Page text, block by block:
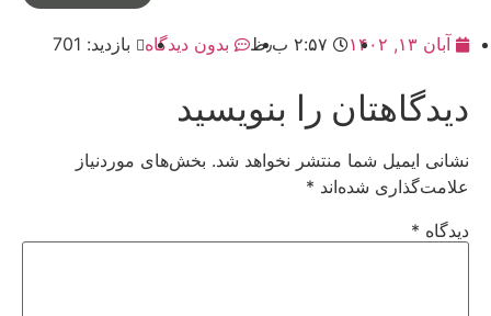
آبان ۱۳, ۱۴۰۲ ۲:۵۷ ب٫ظ بدون دیدگاه بازدید: 701
دیدگاهتان را بنویسید
نشانی ایمیل شما منتشر نخواهد شد. بخش‌های موردنیاز
علامت‌گذاری شده‌اند *
دیدگاه *